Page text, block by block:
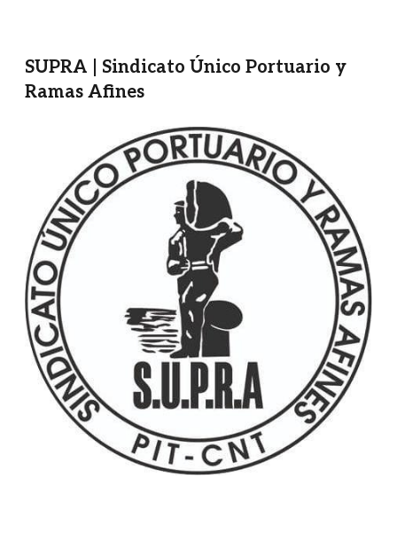
SUPRA | Sindicato Único Portuario y
Ramas Afines